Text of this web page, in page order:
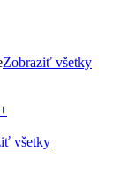
Zobraziť všetky
všetky